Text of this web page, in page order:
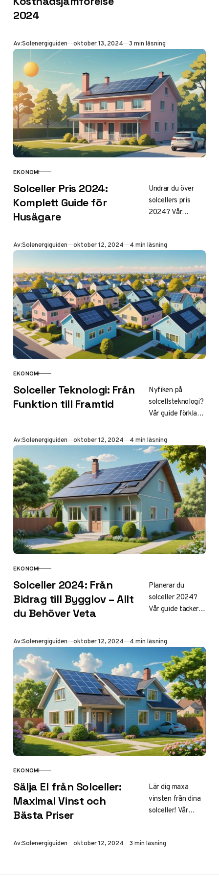
2024
fördelarna med
energilagring.
Klicka för smart
investering!
Av:Solenergiguiden Publicerad
oktober 13, 2024 3 min läsning
KATEGORI
EKONOMI
Solceller Pris 2024:
Komplett Guide för
Husägare
Undrar du över
solcellers pris
2024? Vår
från kostnad per
m2 till långsiktiga
besparingar.
Klicka för
prisinsikt!
Av:Solenergiguiden Publicerad
oktober 12, 2024 4 min läsning
KATEGORI
EKONOMI
Solceller Teknologi: Från
Funktion till Framtid
Nyfiken på
solcellsteknologi?
Vår guide förklarar
grundläggande
funktion till
avancerade
komponenter.
Klicka för
fascinerande
solcellskunskap!
Av:Solenergiguiden Publicerad
oktober 12, 2024 4 min läsning
KATEGORI
EKONOMI
Solceller 2024: Från
Bidrag till Bygglov – Allt
du Behöver Veta
Planerar du
solceller 2024?
Vår guide täcker
till bygglov och
installation.
Klicka för
komplett
solcellskunskap!
Av:Solenergiguiden Publicerad
oktober 12, 2024 4 min läsning
KATEGORI
EKONOMI
Sälja El från Solceller:
Maximal Vinst och
Bästa Priser
Lär dig maxa
vinsten från dina
solceller! Vår
överskottsel och
Av:Solenergiguiden Publicerad
oktober 12, 2024 3 min läsning